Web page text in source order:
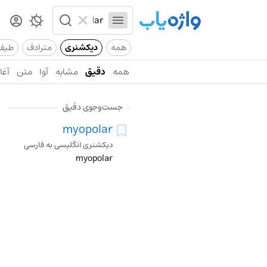
همه دیکشنری مترادف
همه دقیق مشابه آوا متن
جست‌وجوی دقیق
myopolar
دیکشنری انگلیسی به فارسی
myopolar